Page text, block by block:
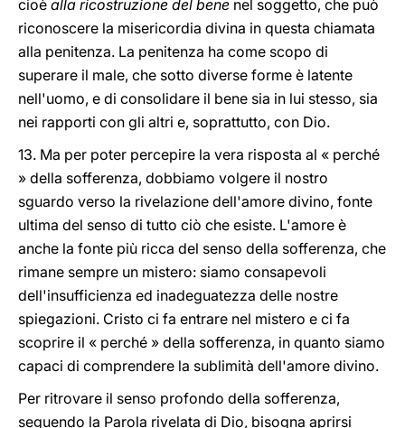
cioè alla ricostruzione del bene nel soggetto, che può
riconoscere la misericordia divina in questa chiamata
alla penitenza. La penitenza ha come scopo di
superare il male, che sotto diverse forme è latente
nell'uomo, e di consolidare il bene sia in lui stesso, sia
nei rapporti con gli altri e, soprattutto, con Dio.
13. Ma per poter percepire la vera risposta al « perché
» della sofferenza, dobbiamo volgere il nostro
sguardo verso la rivelazione dell'amore divino, fonte
ultima del senso di tutto ciò che esiste. L'amore è
anche la fonte più ricca del senso della sofferenza, che
rimane sempre un mistero: siamo consapevoli
dell'insufficienza ed inadeguatezza delle nostre
spiegazioni. Cristo ci fa entrare nel mistero e ci fa
scoprire il « perché » della sofferenza, in quanto siamo
capaci di comprendere la sublimità dell'amore divino.
Per ritrovare il senso profondo della sofferenza,
seguendo la Parola rivelata di Dio, bisogna aprirsi